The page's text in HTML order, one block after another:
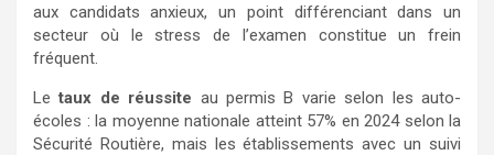
aux candidats anxieux, un point différenciant dans un
secteur où le stress de l’examen constitue un frein
fréquent.
Letaux de réussite au permis B varie selon les auto-
écoles : la moyenne nationale atteint 57% en 2024 selon la
Sécurité Routière, mais les établissements avec un suivi